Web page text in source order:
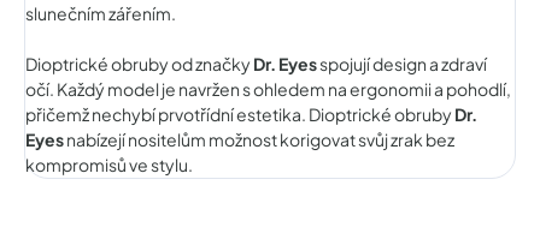
slunečním zářením.
Dioptrické obruby od značkyDr. Eyesspojují design a zdraví
očí. Každý model je navržen s ohledem na ergonomii a pohodlí,
přičemž nechybí prvotřídní estetika. Dioptrické obrubyDr.
Eyesnabízejí nositelům možnost korigovat svůj zrak bez
kompromisů ve stylu.